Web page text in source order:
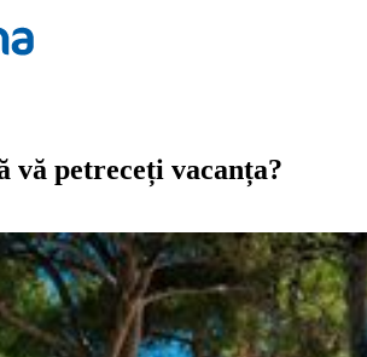
vă petreceți vacanța?